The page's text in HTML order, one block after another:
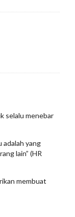
selalu menebar
adalah yang
lain” (HR
membuat